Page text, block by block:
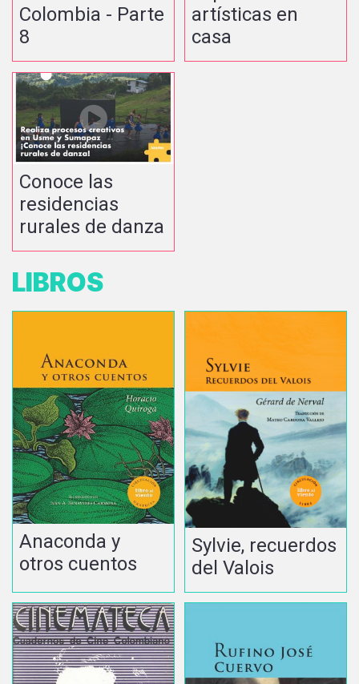
Colombia - Parte
8
artísticas en
casa
Conoce las
residencias
rurales de danza
LIBROS
Anaconda y
otros cuentos
Sylvie, recuerdos
del Valois